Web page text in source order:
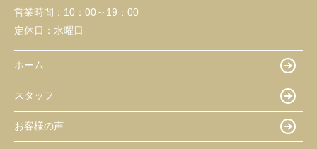
営業時間： 10：00～19：00
定休日： 水曜日
ホーム
スタッフ
お客様の声